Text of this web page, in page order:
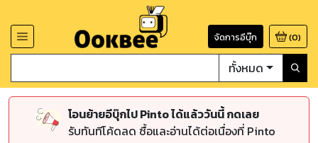
จัดการอีบุ๊ก (0)
ทั้งหมด
โอนย้ายอีบุ๊กไป Pinto ได้แล้ววันนี้ กดเลย
รับทันทีโค้ดลด ซื้อและอ่านได้ต่อเนื่องที่ Pinto